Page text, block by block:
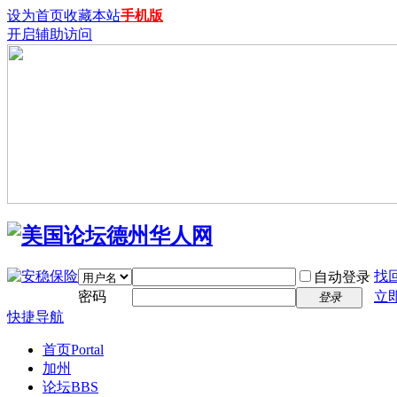
设为首页收藏本站手机版
开启辅助访问
自动登录 找
密码
登录
立
快捷导航
首页Portal
加州
论坛BBS